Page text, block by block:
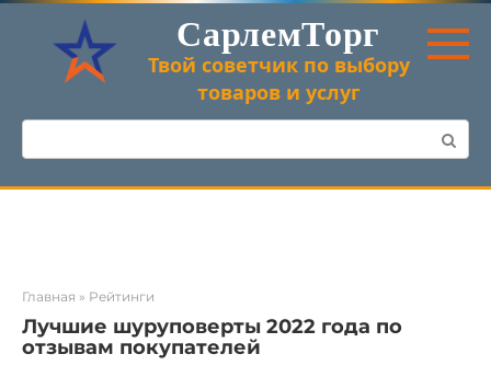
Перейти
контенту
СарлемТорг
Твой советчик по выбору
товаров и услуг
Поиск:
Главная » Рейтинги
Лучшие шуруповерты 2022 года по
отзывам покупателей